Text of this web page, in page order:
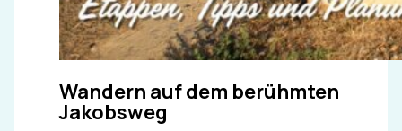
Wandern auf dem berühmten
Jakobsweg